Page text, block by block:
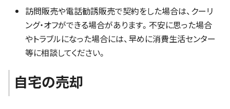
訪問販売や電話勧誘販売で契約をした場合は、クーリ
ング・オフができる場合があります。不安に思った場合
やトラブルになった場合には、早めに消費生活センター
等に相談してください。
自宅の売却